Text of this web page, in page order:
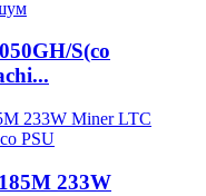
S(со
233W